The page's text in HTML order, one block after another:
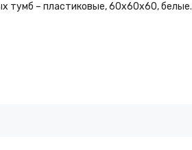
тумб – пластиковые, 60х60х60, белые.